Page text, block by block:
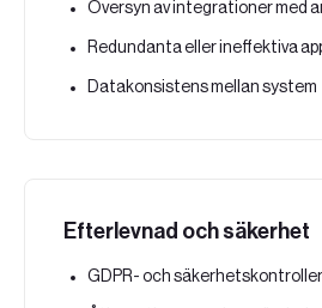
Översyn av integrationer med
Redundanta eller ineffektiva
Datakonsistens mellan system
Efterlevnad och säkerhet
GDPR- och säkerhetskontroller